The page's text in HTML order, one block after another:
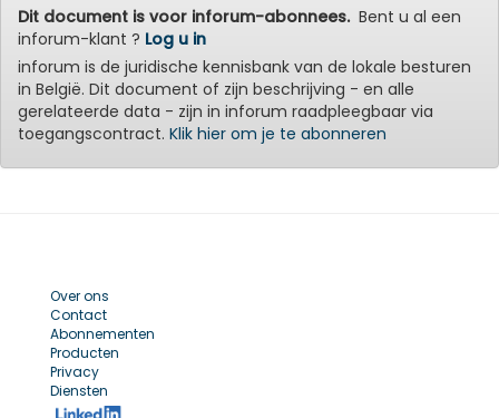
Dit document is voor inforum-abonnees.Bent u al een
inforum-klant ? Log u in
inforum is de juridische kennisbank van de lokale besturen
in België. Dit document of zijn beschrijving - en alle
gerelateerde data - zijn in inforum raadpleegbaar via
toegangscontract. Klik hier om je te abonneren
Over ons
Contact
Abonnementen
Producten
Privacy
Diensten